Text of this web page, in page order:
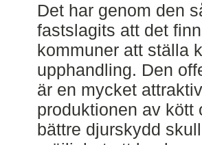
Det har genom den
fastslagits att det
kommuner att ställa
upphandling. Den
är en mycket
produktionen av kött
bättre djurskydd